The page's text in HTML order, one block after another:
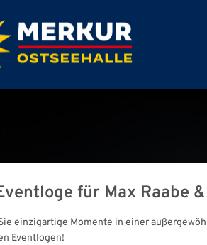
für Max Raabe
einzigartige Momente in einer
Eventlogen!